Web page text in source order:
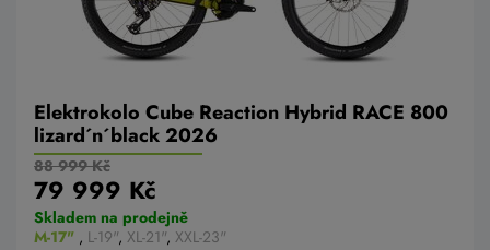
Elektrokolo Cube Reaction Hybrid RACE 800
lizard´n´black 2026
88 999 Kč
79 999 Kč
Skladem na prodejně
M-17" , L-19", XL-21", XXL-23"